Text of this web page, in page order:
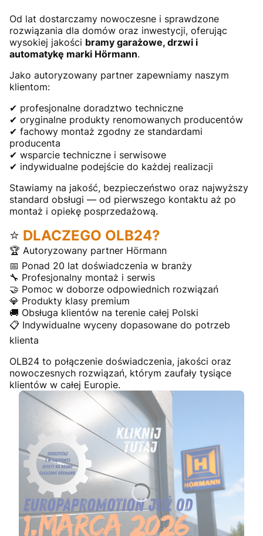
Od lat dostarczamy nowoczesne i sprawdzone
rozwiązania dla domów oraz inwestycji, oferując
wysokiej jakości bramy garażowe, drzwi i
automatykę marki Hörmann.
Jako autoryzowany partner zapewniamy naszym
klientom:
✔ profesjonalne doradztwo techniczne
✔ oryginalne produkty renomowanych producentów
✔ fachowy montaż zgodny ze standardami
producenta
✔ wsparcie techniczne i serwisowe
✔ indywidualne podejście do każdej realizacji
Stawiamy na jakość, bezpieczeństwo oraz najwyższy
standard obsługi — od pierwszego kontaktu aż po
montaż i opiekę posprzedażową.
⭐ DLACZEGO OLB24?
🏆 Autoryzowany partner Hörmann
📅 Ponad 20 lat doświadczenia w branży
🔧 Profesjonalny montaż i serwis
🤝 Pomoc w doborze odpowiednich rozwiązań
💎 Produkty klasy premium
🚚 Obsługa klientów na terenie całej Polski
📋 Indywidualne wyceny dopasowane do potrzeb
klienta
OLB24 to połączenie doświadczenia, jakości oraz
nowoczesnych rozwiązań, którym zaufały tysiące
klientów w całej Europie.